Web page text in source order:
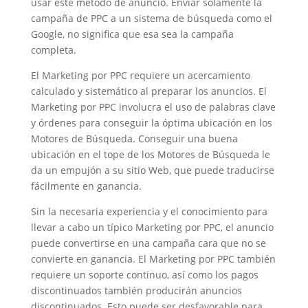
campaña de PPC a un sistema de búsqueda como el
Google, no significa que esa sea la campaña
completa.
El Marketing por PPC requiere un acercamiento
calculado y sistemático al preparar los anuncios. El
Marketing por PPC involucra el uso de palabras clave
y órdenes para conseguir la óptima ubicación en los
Motores de Búsqueda. Conseguir una buena
ubicación en el tope de los Motores de Búsqueda le
da un empujón a su sitio Web, que puede traducirse
fácilmente en ganancia.
Sin la necesaria experiencia y el conocimiento para
llevar a cabo un típico Marketing por PPC, el anuncio
puede convertirse en una campaña cara que no se
convierte en ganancia. El Marketing por PPC también
requiere un soporte continuo, así como los pagos
discontinuados también producirán anuncios